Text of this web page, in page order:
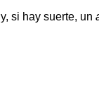
y, si hay suerte, un